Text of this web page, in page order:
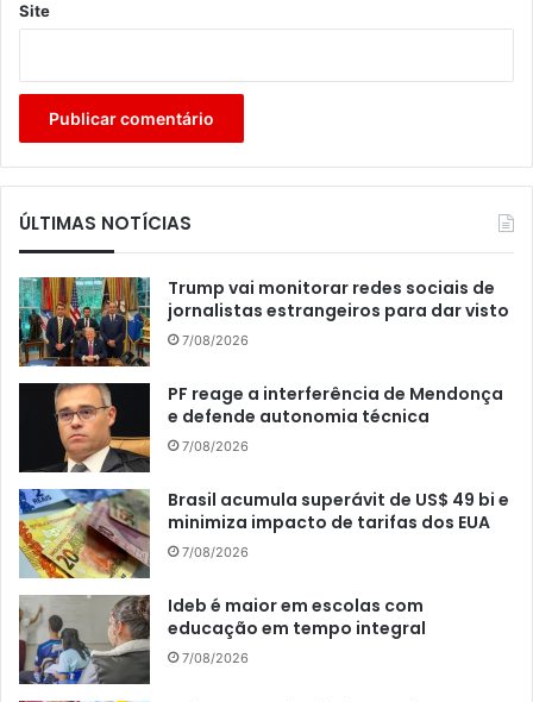
Site
ÚLTIMAS NOTÍCIAS
Trump vai monitorar redes sociais de
jornalistas estrangeiros para dar visto
7/08/2026
PF reage a interferência de Mendonça
e defende autonomia técnica
7/08/2026
Brasil acumula superávit de US$ 49 bi e
minimiza impacto de tarifas dos EUA
7/08/2026
Ideb é maior em escolas com
educação em tempo integral
7/08/2026